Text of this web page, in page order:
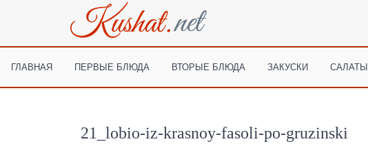
ГЛАВНАЯ ПЕРВЫЕ БЛЮДА ВТОРЫЕ БЛЮДА ЗАКУСКИ САЛАТЫ
21_lobio-iz-krasnoy-fasoli-po-gruzinski